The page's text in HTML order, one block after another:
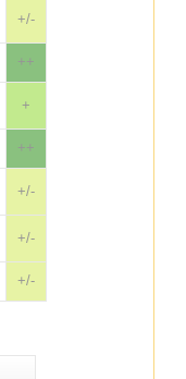
+/-
++
+
++
+/-
+/-
+/-